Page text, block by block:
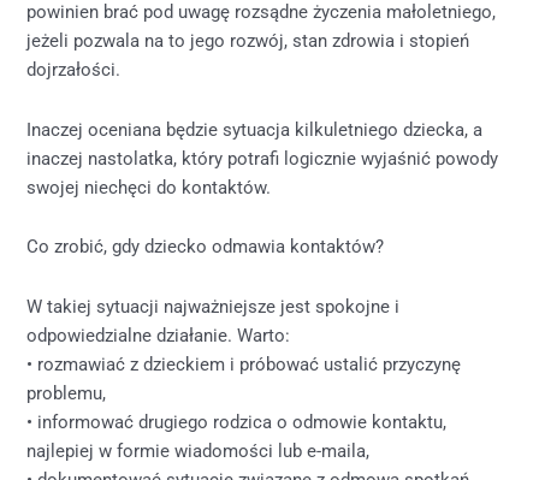
powinien brać pod uwagę rozsądne życzenia małoletniego,
jeżeli pozwala na to jego rozwój, stan zdrowia i stopień
dojrzałości.
Inaczej oceniana będzie sytuacja kilkuletniego dziecka, a
inaczej nastolatka, który potrafi logicznie wyjaśnić powody
swojej niechęci do kontaktów.
Co zrobić, gdy dziecko odmawia kontaktów?
W takiej sytuacji najważniejsze jest spokojne i
odpowiedzialne działanie. Warto:
• rozmawiać z dzieckiem i próbować ustalić przyczynę
problemu,
• informować drugiego rodzica o odmowie kontaktu,
najlepiej w formie wiadomości lub e-maila,